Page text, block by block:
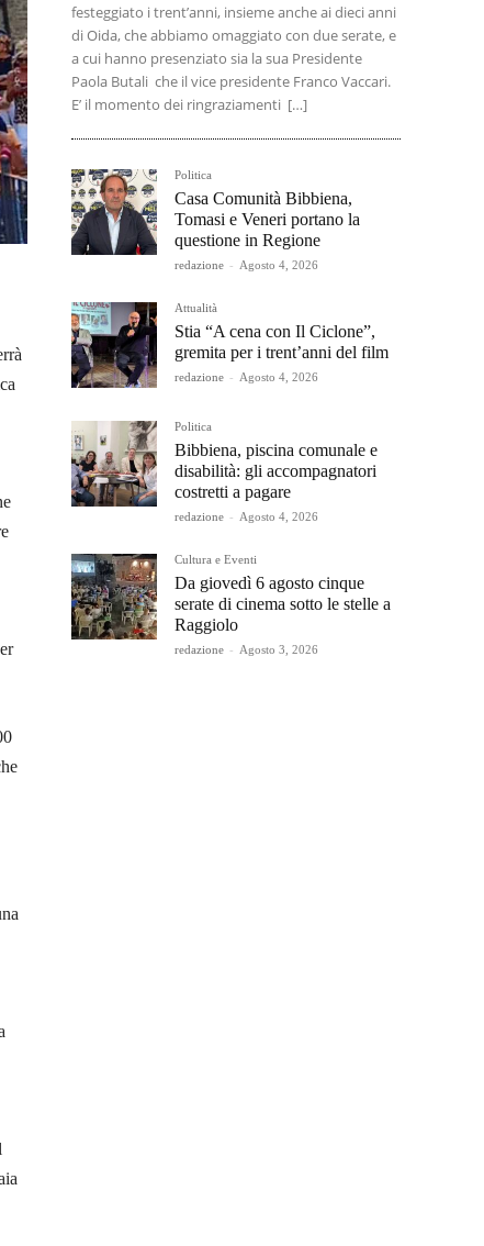
festeggiato i trent’anni, insieme anche ai dieci anni
di Oida, che abbiamo omaggiato con due serate, e
a cui hanno presenziato sia la sua Presidente
Paola Butali che il vice presidente Franco Vaccari.
E’ il momento dei ringraziamenti […]
Politica
Casa Comunità Bibbiena,
Tomasi e Veneri portano la
questione in Regione
redazione - Agosto 4, 2026
Attualità
Stia “A cena con Il Ciclone”,
gremita per i trent’anni del film
redazione - Agosto 4, 2026
Politica
Bibbiena, piscina comunale e
disabilità: gli accompagnatori
costretti a pagare
redazione - Agosto 4, 2026
Cultura e Eventi
Da giovedì 6 agosto cinque
serate di cinema sotto le stelle a
Raggiolo
redazione - Agosto 3, 2026